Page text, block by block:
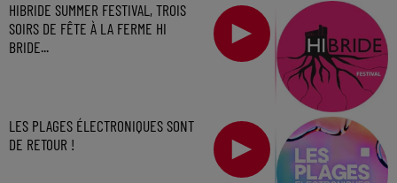
HIBRIDE SUMMER FESTIVAL, TROIS
SOIRS DE FÊTE À LA FERME HI
BRIDE...
LES PLAGES ÉLECTRONIQUES SONT
DE RETOUR !